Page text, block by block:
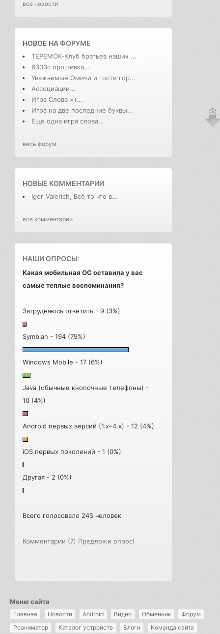
все новости
НОВОЕ НАФОРУМЕ
ТЕРЕМОК-Клуб братьев наших ...
6303с прошивка...
Уважаемые Омичи и гости гор...
Ассоциации...
Игра Слова =)...
Игра на две последние буквы...
Еще одна игра слова...
весь форум
НОВЫЕ КОММЕНТАРИИ
Igor_Valerich, Всё то что в...
все комментарии
НАШИ ОПРОСЫ:
Какая мобильная ОС оставила у вас
самые теплые воспоминания?
Затрудняюсь ответить - 9 (3%)
Symbian - 194 (79%)
Windows Mobile - 17 (6%)
Java (обычные кнопочные телефоны) -
10 (4%)
Android первых версий (1.x–4.x) - 12 (4%)
iOS первых поколений - 1 (0%)
Другая - 2 (0%)
Всего голосовало 245 человек
Комментарии (7) Предложи опрос!
Меню сайта
Главная Новости Android Видео Обменник
Форум
Реаниматор
Каталог устройств Блоги Команда сайта